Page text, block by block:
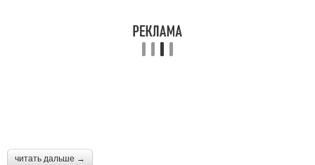
читать дальше →